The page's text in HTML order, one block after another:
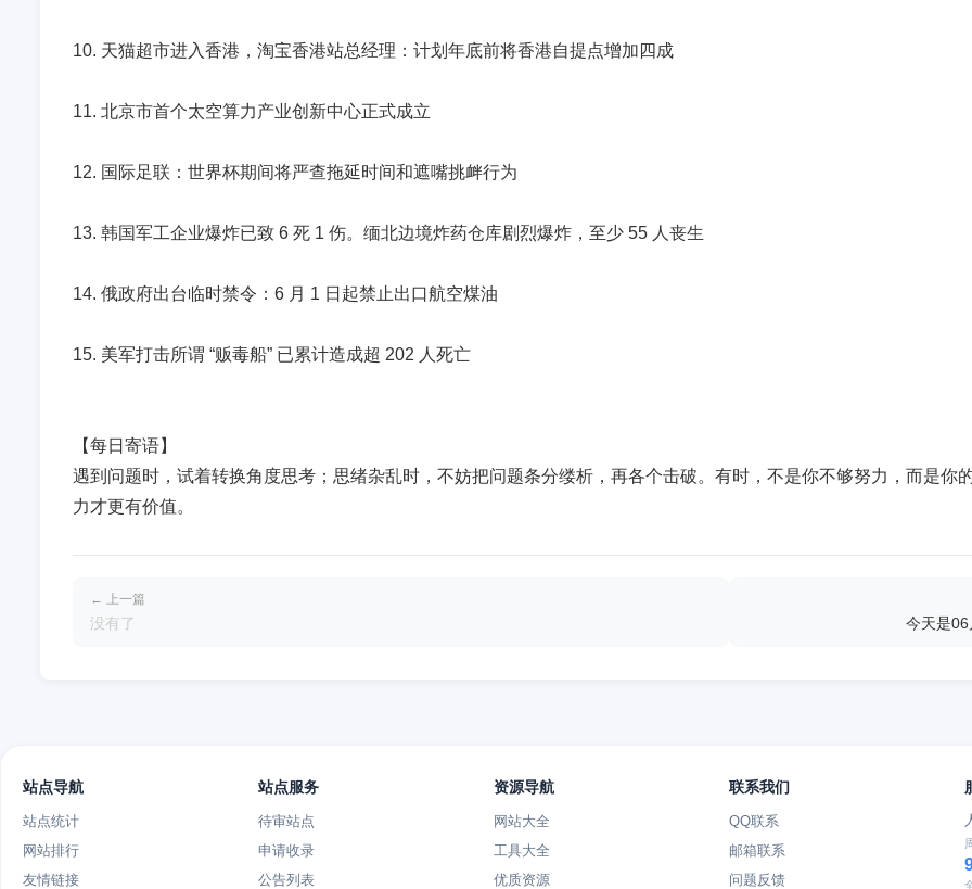
10. 天猫超市进入香港，淘宝香港站总经理：计划年底前将香港自提点增加四成
11. 北京市首个太空算力产业创新中心正式成立
12. 国际足联：世界杯期间将严查拖延时间和遮嘴挑衅行为
13. 韩国军工企业爆炸已致 6 死 1 伤。缅北边境炸药仓库剧烈爆炸，至少 55 人丧生
14. 俄政府出台临时禁令：6 月 1 日起禁止出口航空煤油
15. 美军打击所谓 “贩毒船” 已累计造成超 202 人死亡
【每日寄语】
遇到问题时，试着转换角度思考；思绪杂乱时，不妨把问题条分缕析，再各个击破。有时，不是你不够努力，而是你
力才更有价值。
← 上一篇
没有了 今天是
站点导航
站点统计
网站排行
友情链接
站点服务
待审站点
申请收录
公告列表
资源导航
网站大全
工具大全
优质资源
联系我们
QQ联系
邮箱联系
问题反馈